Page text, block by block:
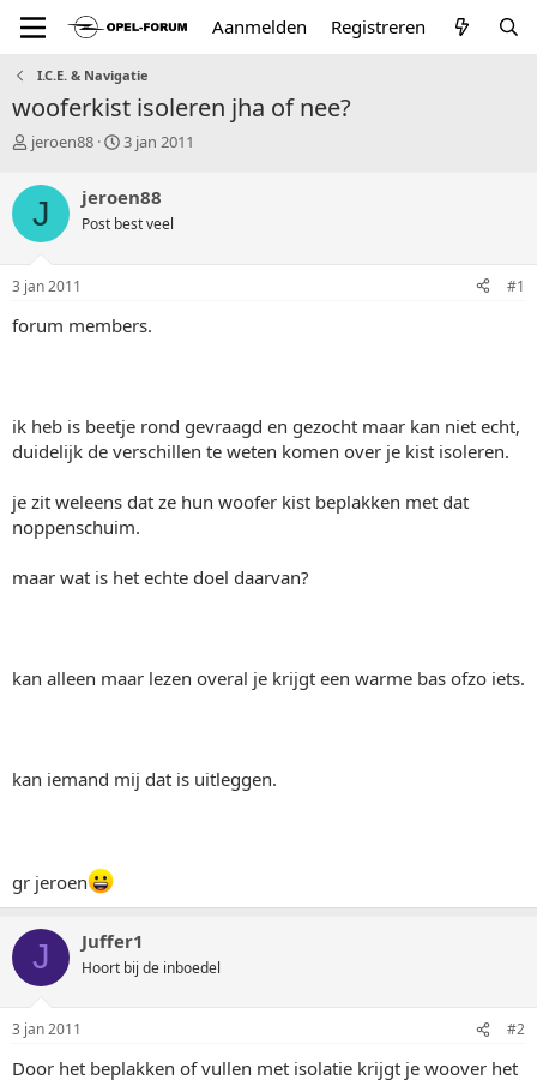
Aanmelden Registreren
I.C.E. & Navigatie
wooferkist isoleren jha of nee?
T
p
c
s
a
t
jeroen88
S
r
t
a
m
3 jan 2011
J jeroen88
Post best veel
3 jan 2011 #1
forum members.
ik heb is beetje rond gevraagd en gezocht maar kan niet echt,
duidelijk de verschillen te weten komen over je kist isoleren.
je zit weleens dat ze hun woofer kist beplakken met dat
noppenschuim.
maar wat is het echte doel daarvan?
kan alleen maar lezen overal je krijgt een warme bas ofzo iets.
kan iemand mij dat is uitleggen.
gr jeroen
J Juffer1
Hoort bij de inboedel
3 jan 2011 #2
Door het beplakken of vullen met isolatie krijgt je woover het